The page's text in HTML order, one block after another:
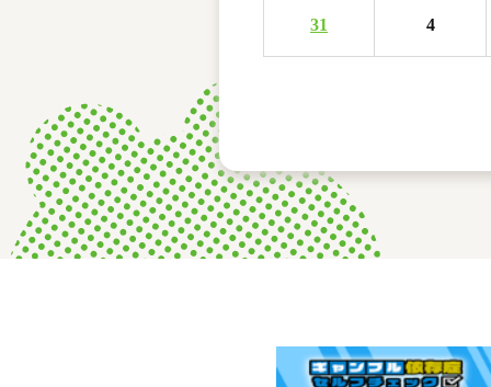
31 4